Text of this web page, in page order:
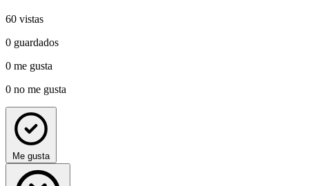
60 vistas
0 guardados
0 me gusta
0 no me gusta
Me gusta